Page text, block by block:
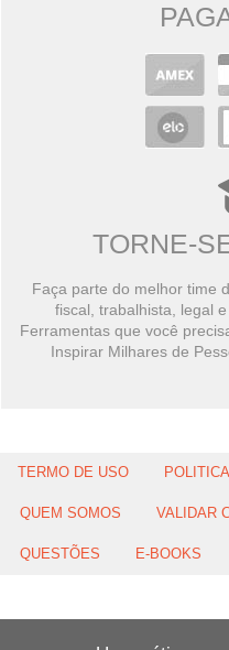
TORNE-
Faça parte do melhor time
fiscal, trabalhista, legal
Ferramentas que você
Inspirar Milhares de
TERMO DE USO
QUEM SOMOS VALIDAR
QUESTÕES E-BOOKS